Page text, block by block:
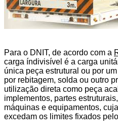
Para o DNIT, de acordo com a
carga índivisível é a carga
única peça estrutural ou por
por rebitagem, solda ou outro
utilização direta como peça
implementos, partes
máquinas e equipamentos,
excedam os limites fixados